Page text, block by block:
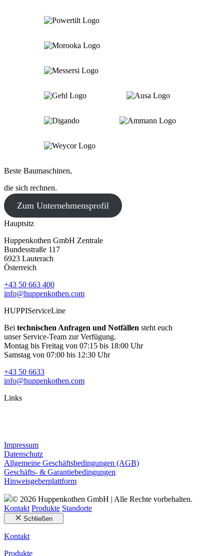
Beste Baumaschinen,
die sich rechnen.
Zum Unternehmensprofil
Hauptsitz
Huppenkothen GmbH Zentrale
Bundesstraße 117
6923 Lauterach
Österreich
+43 50 663 400
info@huppenkothen.com
HUPPIServiceLine
Bei technischen Anfragen und Notfällen steht euch
unser Service-Team zur Verfügung.
Montag bis Freitag von 07:15 bis 18:00 Uhr
Samstag von 07:00 bis 12:30 Uhr
+43 50 6633
info@huppenkothen.com
Links
Impressum
Datenschutz
Allgemeine Geschäftsbedingungen (AGB)
Geschäfts- & Garantiebedingungen
Hinweisgeberplattform
© 2026 Huppenkothen GmbH | Alle Rechte vorbehalten.
Kontakt Produkte Standorte
Schließen
Kontakt
Produkte